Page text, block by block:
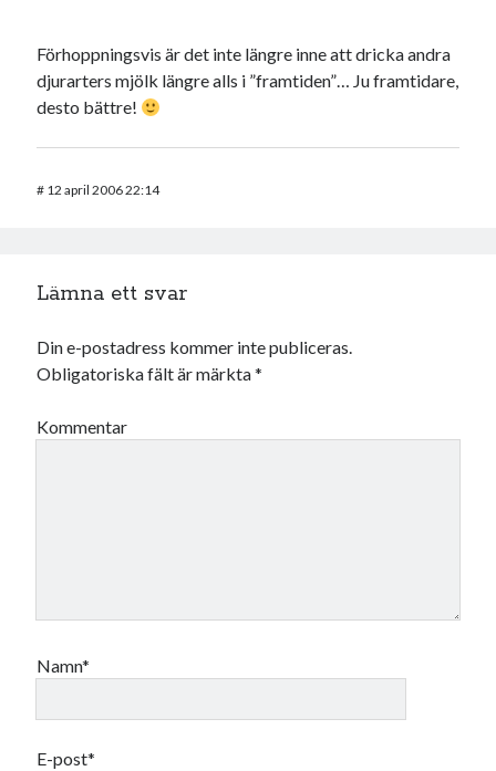
Förhoppningsvis är det inte längre inne att dricka andra
djurarters mjölk längre alls i ”framtiden”… Ju framtidare,
desto bättre!
# 12 april 2006 22:14
Lämna ett svar
Din e-postadress kommer inte publiceras.
Obligatoriska fält är märkta*
Kommentar
Namn*
E-post*